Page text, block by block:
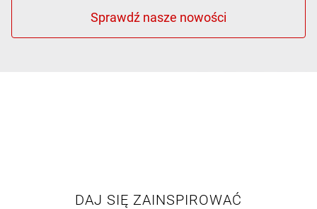
DAJ SIĘ ZAINSPIROWAĆ